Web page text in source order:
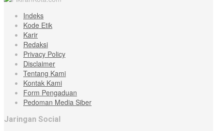
Indeks
Kode Etik
Karir
Redaksi
Privacy Policy
Disclaimer
Tentang Kami
Kontak Kami
Form Pengaduan
Pedoman Media Siber
Jaringan Social